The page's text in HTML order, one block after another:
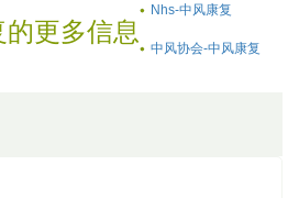
更多信息
Nhs-中风康复
中风协会-中风康复